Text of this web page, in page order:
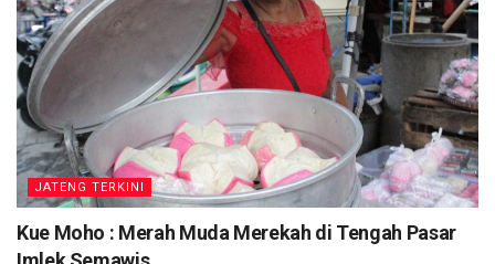
JATENG TERKINI
Kue Moho : Merah Muda Merekah di Tengah Pasar